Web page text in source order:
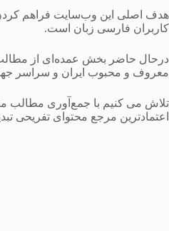
هدف اصلی این وب‌سایت فراهم
کاربران فارسی زبان است.
درحال حاضر بخش عمده‌ای از
معروف و محبوب ایران و سراسر
تلاش می کنیم با جمع‌آوری مطالب
اعتمادترین مرجع محتوای تفریحی